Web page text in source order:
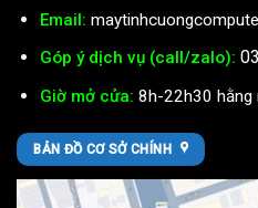
Email:
Góp ý dịch vụ (call/zalo):
Giờ mở cửa: 8h-22h30 hằng
BẢN ĐỒ CƠ SỞ CHÍNH